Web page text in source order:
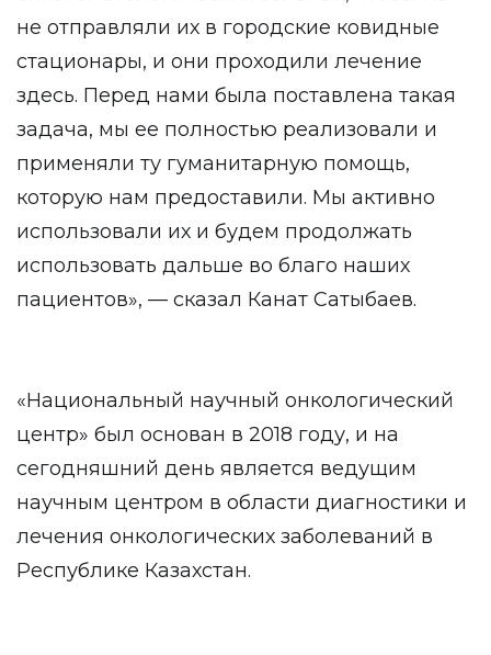
не отправляли их в городские ковидные
стационары, и они проходили лечение
здесь. Перед нами была поставлена такая
задача, мы ее полностью реализовали и
применяли ту гуманитарную помощь,
которую нам предоставили. Мы активно
использовали их и будем продолжать
использовать дальше во благо наших
пациентов», — сказал Канат Сатыбаев.
«Национальный научный онкологический
центр» был основан в 2018 году, и на
сегодняшний день является ведущим
научным центром в области диагностики и
лечения онкологических заболеваний в
Республике Казахстан.